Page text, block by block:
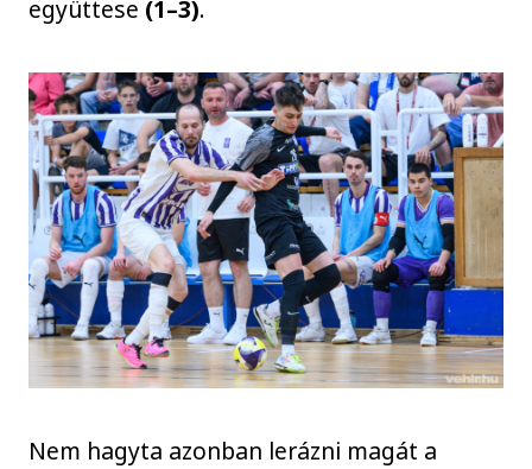
együttese (1–3).
Nem hagyta azonban lerázni magát a